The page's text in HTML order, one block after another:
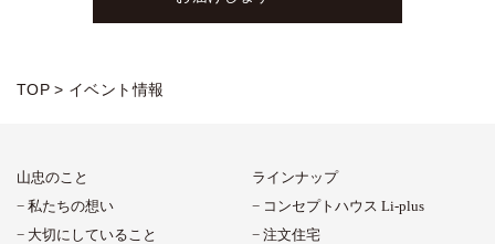
TOP > イベント情報
山忠のこと
私たちの想い
大切にしていること
ラインナップ
コンセプトハウス Li-plus
注文住宅